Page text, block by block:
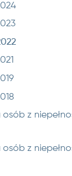
osób z
osób z